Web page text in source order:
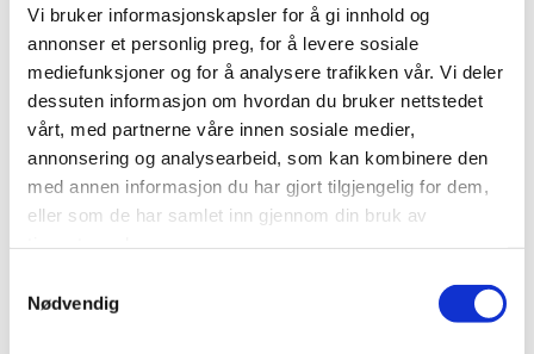
Vi bruker informasjonskapsler for å gi innhold og
annonser et personlig preg, for å levere sosiale
mediefunksjoner og for å analysere trafikken vår. Vi deler
dessuten informasjon om hvordan du bruker nettstedet
vårt, med partnerne våre innen sosiale medier,
annonsering og analysearbeid, som kan kombinere den
med annen informasjon du har gjort tilgjengelig for dem,
eller som de har samlet inn gjennom din bruk av
Nødvendig
Kvalitet til gode priser
Gardiner etter dine mål
Kjøp din foretrukne gardinløsning